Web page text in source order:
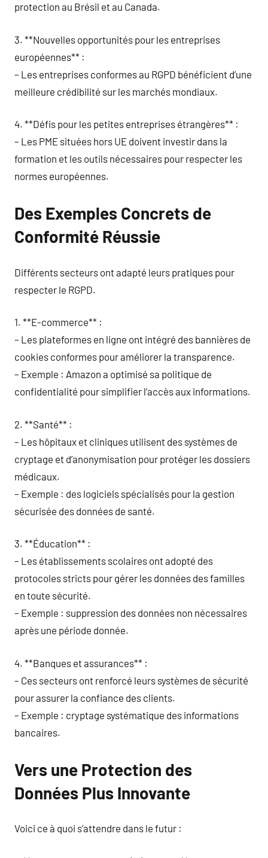
protection au Brésil et au Canada.
3. **Nouvelles opportunités pour les entreprises
européennes** :
– Les entreprises conformes au RGPD bénéficient d’une
meilleure crédibilité sur les marchés mondiaux.
4. **Défis pour les petites entreprises étrangères** :
– Les PME situées hors UE doivent investir dans la
formation et les outils nécessaires pour respecter les
normes européennes.
Des Exemples Concrets de
Conformité Réussie
Différents secteurs ont adapté leurs pratiques pour
respecter le RGPD.
1. **E-commerce** :
– Les plateformes en ligne ont intégré des bannières de
cookies conformes pour améliorer la transparence.
– Exemple : Amazon a optimisé sa politique de
confidentialité pour simplifier l’accès aux informations.
2. **Santé** :
– Les hôpitaux et cliniques utilisent des systèmes de
cryptage et d’anonymisation pour protéger les dossiers
médicaux.
– Exemple : des logiciels spécialisés pour la gestion
sécurisée des données de santé.
3. **Éducation** :
– Les établissements scolaires ont adopté des
protocoles stricts pour gérer les données des familles
en toute sécurité.
– Exemple : suppression des données non nécessaires
après une période donnée.
4. **Banques et assurances** :
– Ces secteurs ont renforcé leurs systèmes de sécurité
pour assurer la confiance des clients.
– Exemple : cryptage systématique des informations
bancaires.
Vers une Protection des
Données Plus Innovante
Voici ce à quoi s’attendre dans le futur :